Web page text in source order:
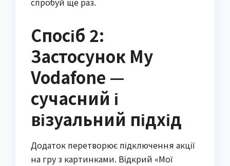
Спосіб 2:
Застосунок My
Vodafone —
сучасний і
візуальний підхід
Додаток перетворює підключення акції
на гру з картинками. Відкрий «Мої